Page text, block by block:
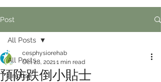
Post
All Posts
English
All Posts
預防跌倒小貼士
cesphysiorehab
Oct 28, 20211 min read